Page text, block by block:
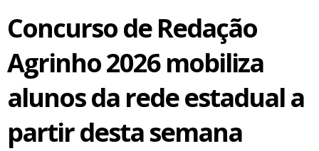
Concurso de Redação
Agrinho 2026 mobiliza
alunos da rede estadual a
partir desta semana